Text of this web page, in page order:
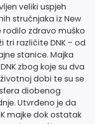
veliki uspjeh
stručnjaka iz New
zdravo muško
tri različite DNK – od
stanice. Majka
zbog koje su dva
dobi te su se
diobenog
Utvrđeno je da
majke dok ostatak